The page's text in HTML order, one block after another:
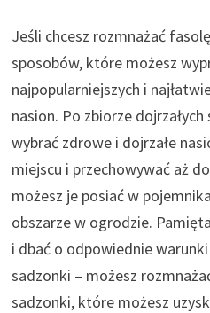
Jeśli chcesz rozmnażać
sposobów, które możesz
najpopularniejszych i
nasion. Po zbiorze
wybrać zdrowe i dojrzałe
miejscu i przechowywać aż
możesz je posiać w
obszarze w ogrodzie.
i dbać o odpowiednie
sadzonki – możesz
sadzonki, które możesz